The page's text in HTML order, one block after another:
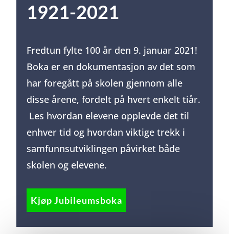
1921-2021
Fredtun fylte 100 år den 9. januar 2021!
Boka er en dokumentasjon av det som
har foregått på skolen gjennom alle
disse årene, fordelt på hvert enkelt tiår.
Les hvordan elevene opplevde det til
enhver tid og hvordan viktige trekk i
samfunnsutviklingen påvirket både
skolen og elevene.
Kjøp Jubileumsboka